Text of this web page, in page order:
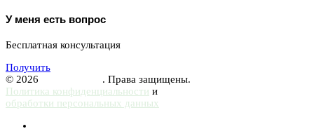
У меня есть вопрос
Бесплатная консультация
Получить
© 2026
. Права защищены.
Политика конфиденциальности и
обработки персональных данных